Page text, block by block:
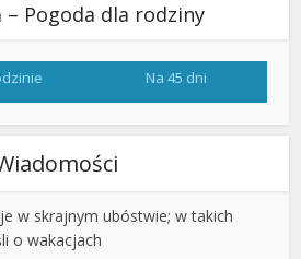
– Pogoda dla rodziny
Na 45 dni
w skrajnym ubóstwie; w takich
o wakacjach